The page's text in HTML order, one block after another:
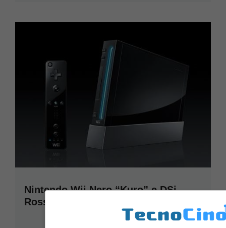
Nintendo Wii Nero “Kuro” e DSi
Rosso
Giugno 5, 2009